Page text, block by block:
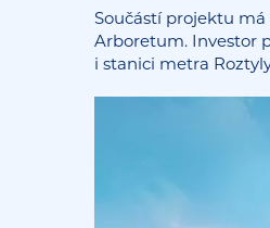
Součástí projektu
Arboretum. Investor
i stanici metra